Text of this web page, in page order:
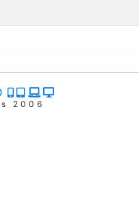
2006